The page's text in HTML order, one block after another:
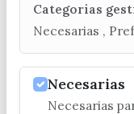
C/
Categorias
Necesarias
Necesarias